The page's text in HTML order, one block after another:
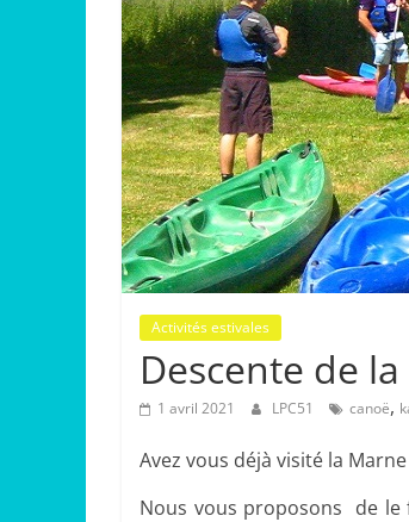
Activités estivales
Descente de
1 avril 2021 LPC51 canoë,
Avez vous déjà visité la
Nous vous proposons de le